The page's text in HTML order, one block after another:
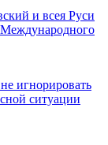
и всея Руси